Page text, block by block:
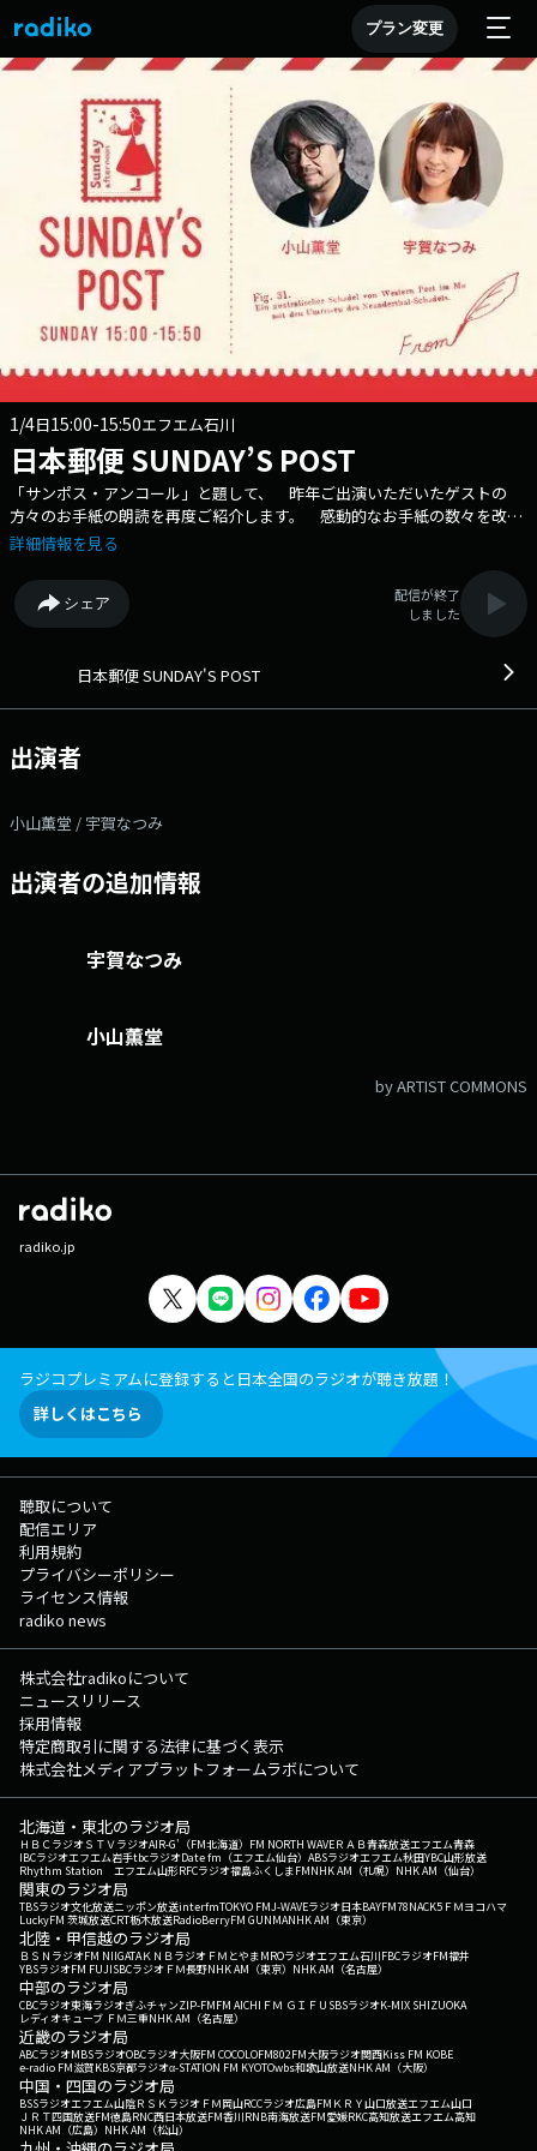
プラン変更
1/4日15:00-15:50エフエム石川
日本郵便 SUNDAY’S POST
「サンポス・アンコール」と題して、 昨年ご出演いただいたゲストの
方々のお手紙の朗読を再度ご紹介します。 感動的なお手紙の数々を改め
てお楽しみください。 お聴き逃しなく。 番組Webサイト：
https://www.tfm.co.jp/post/form/ Xハッシュタグは「#サンポス」 X
アカウントは「@sundayspost1」
詳細情報を見る
シェア
配信が終了
しました
日本郵便 SUNDAY'S POST
出演者
小山薫堂 / 宇賀なつみ
出演者の追加情報
宇賀なつみ
小山薫堂
by ARTIST COMMONS
radiko.jp
ラジコプレミアムに登録すると日本全国のラジオが聴き放題！
詳しくはこちら
聴取について
配信エリア
利用規約
プライバシーポリシー
ライセンス情報
radiko news
株式会社radikoについて
ニュースリリース
採用情報
特定商取引に関する法律に基づく表示
株式会社メディアプラットフォームラボについて
北海道・東北のラジオ局
ＨＢＣラジオＳＴＶラジオAIR-G'（FM北海道） FM NORTH WAVEＲＡＢ青森放送エフエム青森
IBCラジオエフエム岩手tbcラジオDate fm（エフエム仙台） ABSラジオエフエム秋田YBC山形放送
Rhythm Station エフエム山形RFCラジオ福島ふくしまFMNHK AM（札幌） NHK AM（仙台）
関東のラジオ局
TBSラジオ文化放送ニッポン放送interfmTOKYO FMJ-WAVEラジオ日本BAYFM78NACK5 ＦＭヨコハマ
LuckyFM 茨城放送CRT栃木放送RadioBerryFM GUNMANHK AM（東京）
北陸・甲信越のラジオ局
ＢＳＮラジオFM NIIGATAＫＮＢラジオ ＦＭとやまMROラジオエフエム石川FBCラジオFM福井
YBSラジオFM FUJISBCラジオ ＦＭ長野NHK AM（東京） NHK AM（名古屋）
中部のラジオ局
CBCラジオ東海ラジオぎふチャンZIP-FMFM AICHI ＦＭ ＧＩＦＵ SBSラジオK-MIX SHIZUOKA
レディオキューブ ＦＭ三重NHK AM（名古屋）
近畿のラジオ局
ABCラジオMBSラジオOBCラジオ大阪FM COCOLOFM802FM大阪ラジオ関西Kiss FM KOBE
e-radio FM滋賀KBS京都ラジオα-STATION FM KYOTOwbs和歌山放送NHK AM（大阪）
中国・四国のラジオ局
BSSラジオエフエム山陰ＲＳＫラジオ ＦＭ岡山RCCラジオ広島FM ＫＲＹ山口放送エフエム山口
ＪＲＴ四国放送FM徳島RNC西日本放送FM香川RNB南海放送FM愛媛RKC高知放送エフエム高知
NHK AM（広島） NHK AM（松山）